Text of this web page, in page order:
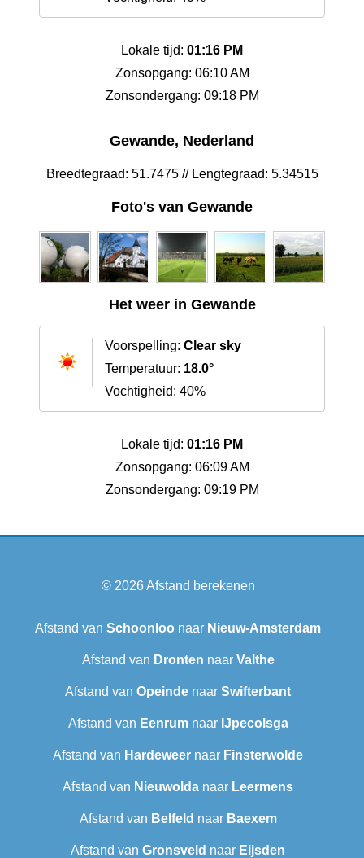
Lokale tijd: 01:16 PM
Zonsopgang: 06:10 AM
Zonsondergang: 09:18 PM
Gewande, Nederland
Breedtegraad: 51.7475 // Lengtegraad: 5.34515
Foto's van Gewande
Het weer in Gewande
Voorspelling: Clear sky
Temperatuur: 18.0°
Vochtigheid: 40%
Lokale tijd: 01:16 PM
Zonsopgang: 06:09 AM
Zonsondergang: 09:19 PM
© 2026Afstand berekenen
Afstand van Schoonloo naar Nieuw-Amsterdam
Afstand van Dronten naar Valthe
Afstand van Opeinde naar Swifterbant
Afstand van Eenrumnaar IJpecolsga
Afstand van Hardeweer naar Finsterwolde
Afstand van Nieuwolda naar Leermens
Afstand van Belfeld naar Baexem
Afstand van Gronsveld naar Eijsden